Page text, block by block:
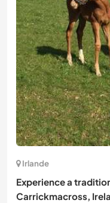
Irlande
Experience a
Carrickmacross,